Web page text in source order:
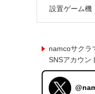
設置ゲーム機
namcoサクラ
SNSアカウン